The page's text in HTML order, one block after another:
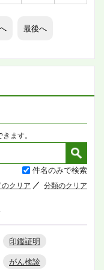
ます。
件名のみで検索
クリア 分類のクリア
印鑑証明
がん検診
最後へ